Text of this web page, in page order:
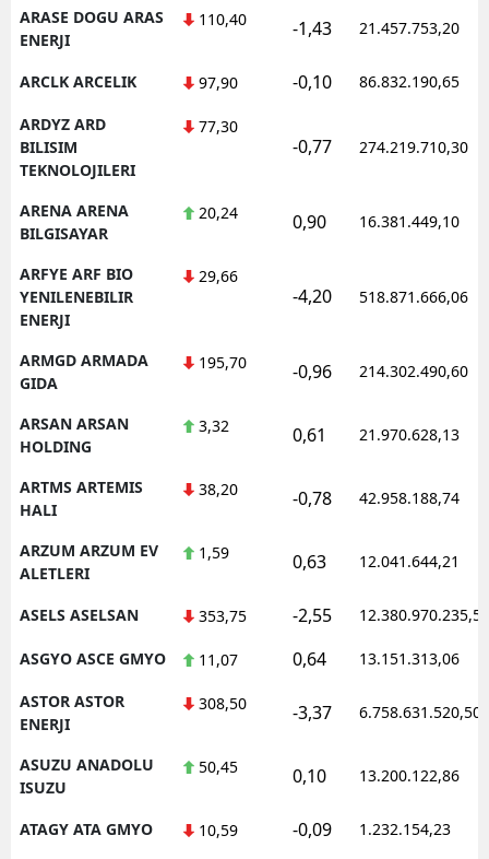
ARASE DOGU ARAS
ENERJI
110,40 -1,43 21.457.753,20
ARCLK ARCELIK 97,90 -0,10 86.832.190,65
ARDYZ ARD
BILISIM
TEKNOLOJILERI
77,30
-0,77 274.219.710,30
ARENA ARENA
BILGISAYAR
20,24 0,90 16.381.449,10
ARFYE ARF BIO
YENILENEBILIR
ENERJI
29,66
-4,20 518.871.666,06
ARMGD ARMADA
GIDA
195,70 -0,96 214.302.490,60
ARSAN ARSAN
HOLDING
3,32 0,61 21.970.628,13
ARTMS ARTEMIS
HALI
38,20 -0,78 42.958.188,74
ARZUM ARZUM EV
ALETLERI
1,59 0,63 12.041.644,21
ASELS ASELSAN 353,75 -2,55 12.380.970.235,50
ASGYO ASCE GMYO 11,07 0,64 13.151.313,06
ASTOR ASTOR
ENERJI
308,50 -3,37 6.758.631.520,50
ASUZU ANADOLU
ISUZU
50,45 0,10 13.200.122,86
ATAGY ATA GMYO 10,59 -0,09 1.232.154,23